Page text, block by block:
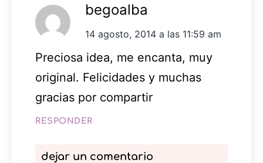
begoalba
14 agosto, 2014 a las 11:59 am
Preciosa idea, me encanta, muy
original. Felicidades y muchas
gracias por compartir
RESPONDER
dejar un comentario